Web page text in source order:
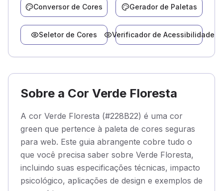
Conversor de Cores Gerador de Paletas
Seletor de Cores Verificador de Acessibilidade
Sobre a Cor Verde Floresta
A cor Verde Floresta (#228B22) é uma cor
green que pertence à paleta de cores seguras
para web. Este guia abrangente cobre tudo o
que você precisa saber sobre Verde Floresta,
incluindo suas especificações técnicas, impacto
psicológico, aplicações de design e exemplos de